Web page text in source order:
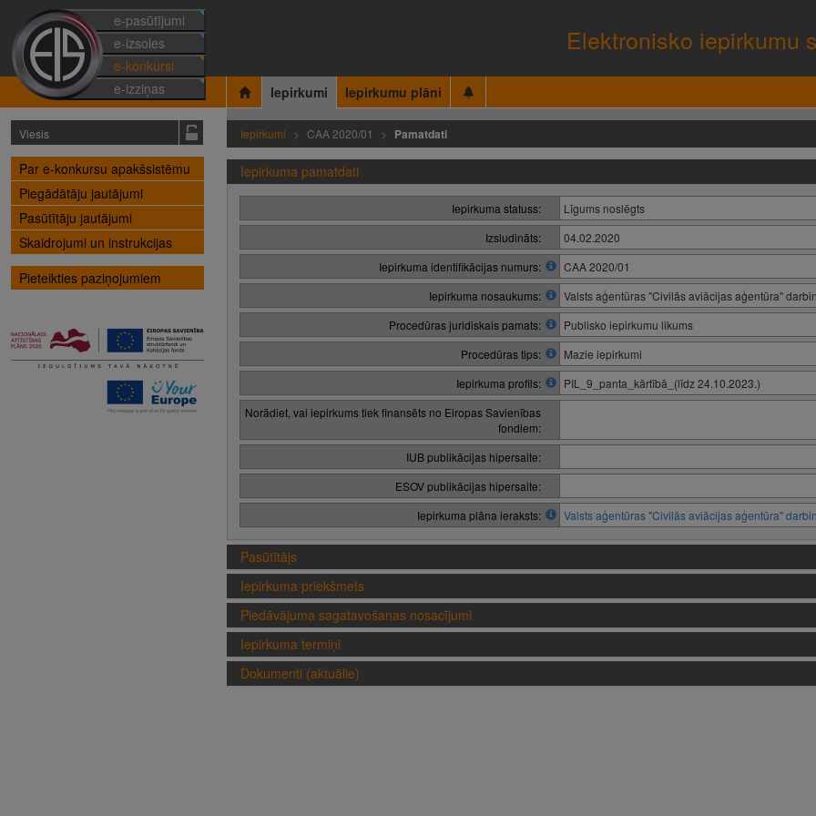
e-pasūtījumi
e-izsoles
e-konkursi
e-izziņas
Elektronisko iepirkumu
Iepirkumi Iepirkumu plāni
Viesis
Par e-konkursu apakšsistēmu
Piegādātāju jautājumi
Pasūtītāju jautājumi
Skaidrojumi un instrukcijas
Pieteikties paziņojumiem
Iepirkumi CAA 2020/01 Pamatdati
Iepirkuma pamatdati
Iepirkuma statuss:
Līgums noslēgts
Izsludināts:
04.02.2020
Iepirkuma identifikācijas numurs:
CAA 2020/01
Iepirkuma nosaukums:
Valsts aģentūras "Civilās aviācijas aģentūra"
Procedūras juridiskais pamats:
Publisko iepirkumu likums
Procedūras tips:
Mazie iepirkumi
Iepirkuma profils:
PIL_9_panta_kārtībā_(līdz 24.10.2023.)
Norādiet, vai iepirkums tiek finansēts no Eiropas Savienības
fondiem:
IUB publikācijas hipersaite:
ESOV publikācijas hipersaite:
Iepirkuma plāna ieraksts:
Valsts aģentūras "Civilās aviācijas aģentūra"
Pasūtītājs
Iepirkuma priekšmets
Piedāvājuma sagatavošanas nosacījumi
Iepirkuma termiņi
Dokumenti (aktuālie)